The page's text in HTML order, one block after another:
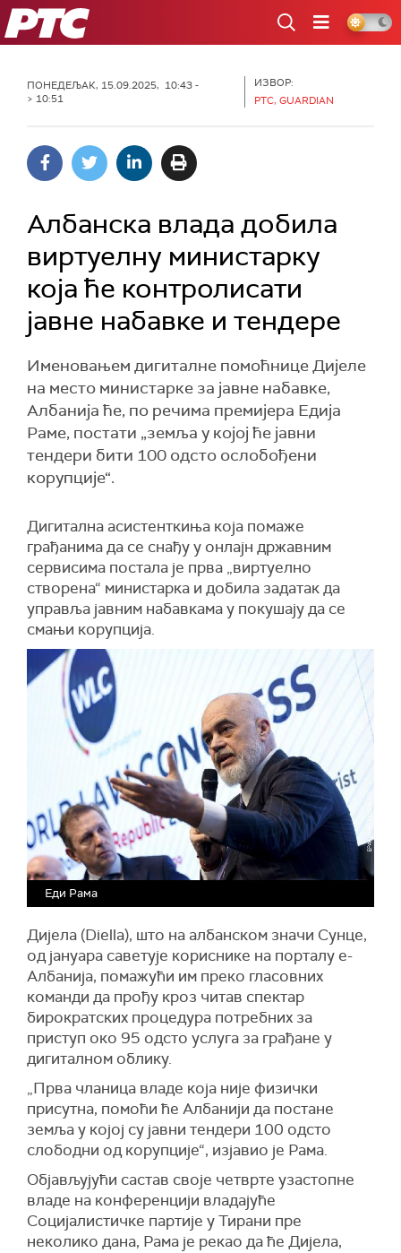
РТС
ПОНЕДЕЉАК, 15.09.2025, 10:43 -
> 10:51
ИЗВОР:
РТС, GUARDIAN
Албанска влада добила
виртуелну министарку
која ће контролисати
јавне набавке и тендере
Именовањем дигиталне помоћнице Дијеле
на место министарке за јавне набавке,
Албанија ће, по речима премијера Едија
Раме, постати „земља у којој ће јавни
тендери бити 100 одсто ослобођени
корупције“.
Дигитална асистенткиња која помаже
грађанима да се снађу у онлајн државним
сервисима постала је прва „виртуелно
створена“ министарка и добила задатак да
управља јавним набавкама у покушају да се
смањи корупција.
Еди Рама
Дијела (Diella), што на албанском значи Сунце,
од јануара саветује кориснике на порталу е-
Албанија, помажући им преко гласовних
команди да прођу кроз читав спектар
бирократских процедура потребних за
приступ око 95 одсто услуга за грађане у
дигиталном облику.
„Прва чланица владе која није физички
присутна, помоћи ће Албанији да постане
земља у којој су јавни тендери 100 одсто
слободни од корупције“, изјавио је Рама.
Објављујући састав своје четврте узастопне
владе на конференцији владајуће
Социјалистичке партије у Тирани пре
неколико дана, Рама је рекао да ће Дијела,